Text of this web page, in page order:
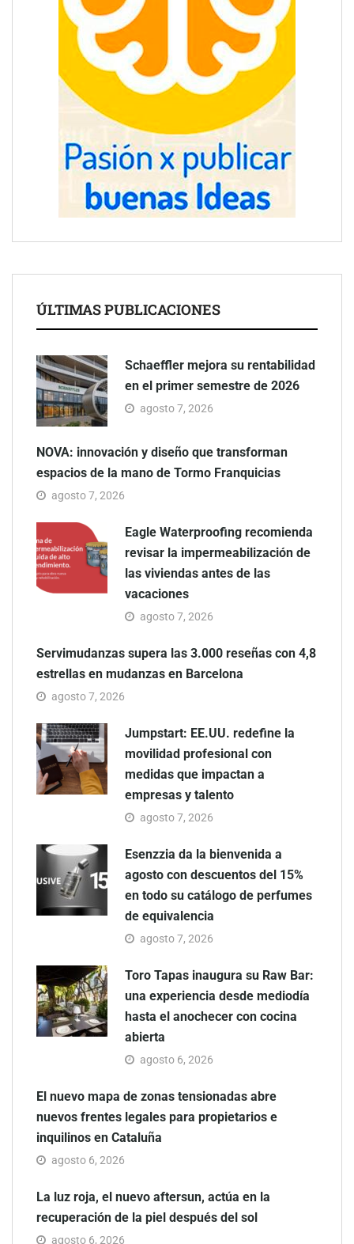
ÚLTIMAS PUBLICACIONES
Schaeffler mejora su rentabilidad
en el primer semestre de 2026
agosto 7, 2026
NOVA: innovación y diseño que transforman
espacios de la mano de Tormo Franquicias
agosto 7, 2026
Eagle Waterproofing recomienda
revisar la impermeabilización de
las viviendas antes de las
vacaciones
agosto 7, 2026
Servimudanzas supera las 3.000 reseñas con 4,8
estrellas en mudanzas en Barcelona
agosto 7, 2026
Jumpstart: EE.UU. redefine la
movilidad profesional con
medidas que impactan a
empresas y talento
agosto 7, 2026
Esenzzia da la bienvenida a
agosto con descuentos del 15%
en todo su catálogo de perfumes
de equivalencia
agosto 7, 2026
Toro Tapas inaugura su Raw Bar:
una experiencia desde mediodía
hasta el anochecer con cocina
abierta
agosto 6, 2026
El nuevo mapa de zonas tensionadas abre
nuevos frentes legales para propietarios e
inquilinos en Cataluña
agosto 6, 2026
La luz roja, el nuevo aftersun, actúa en la
recuperación de la piel después del sol
agosto 6, 2026